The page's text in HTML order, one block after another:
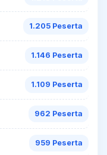
1.205 Peserta
1.146 Peserta
1.109 Peserta
962 Peserta
959 Peserta